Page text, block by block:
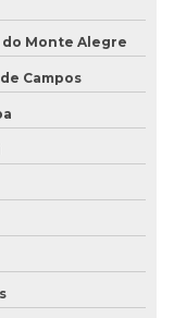
do Monte Alegre
Campos